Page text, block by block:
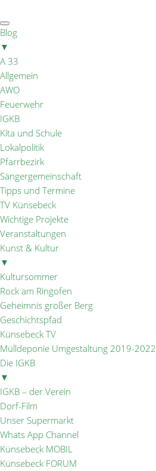
Blog
▼
A 33
Allgemein
AWO
Feuerwehr
IGKB
Kita und Schule
Lokalpolitik
Pfarrbezirk
Sängergemeinschaft
Tipps und Termine
TV Künsebeck
Wichtige Projekte
Veranstaltungen
Kunst & Kultur
▼
Kultursommer
Rock am Ringofen
Geheimnis großer Berg
Geschichtspfad
Künsebeck TV
Mülldeponie Umgestaltung 2019-2022
Die IGKB
▼
IGKB – der Verein
Dorf-Film
Unser Supermarkt
Whats App Channel
Künsebeck MOBIL
Künsebeck FORUM